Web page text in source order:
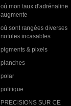
où mon taux d'adrénaline
augmente
où sont rangées diverses
notules incasables
pigments & pixels
planches
polar
politique
PRECISIONS SUR CE